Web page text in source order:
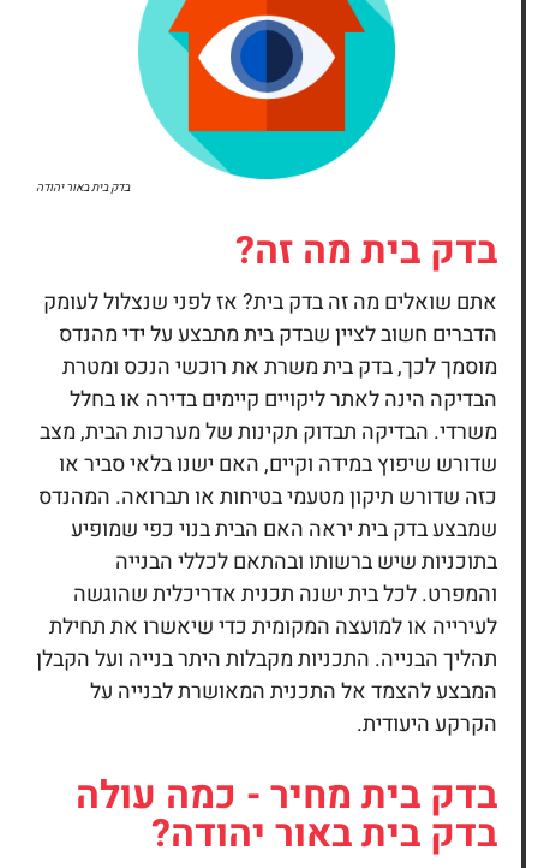
בדק ביתבאור יהודה
בדק בית מה זה?
אתם שואלים מה זהבדק בית?אז לפני שנצלול לעומק
הדברים חשוב לציין שבדק בית מתבצע על ידי מהנדס
מוסמך לכך, בדק בית משרת את רוכשי הנכס ומטרת
הבדיקה הינה לאתר ליקויים קיימים בדירה או בחלל
משרדי. הבדיקה תבדוק תקינות של מערכות הבית, מצב
שדורש שיפוץ במידה וקיים, האם ישנו בלאי סביר או
כזה שדורש תיקון מטעמי בטיחות או תברואה. המהנדס
שמבצע בדק בית יראה האם הבית בנוי כפי שמופיע
בתוכניות שיש ברשותו ובהתאם לכללי הבנייה
והמפרט. לכל בית ישנה תכנית אדריכלית שהוגשה
לעירייה או למועצה המקומית כדי שיאשרו את תחילת
תהליך הבנייה. התכניות מקבלות היתר בנייה ועל הקבלן
המבצע להצמד אל התכנית המאושרת לבנייה על
הקרקע היעודית.
בדק בית מחיר - כמה עולה
בדק בית באור יהודה?